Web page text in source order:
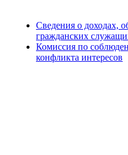
Сведения о доходах,
гражданских
Комиссия по
конфликта интересов